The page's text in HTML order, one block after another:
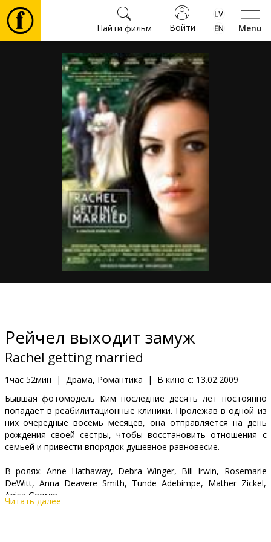
Menu
Войти
Найти фильм
Фильмы
Билеты
Культура
Мероприятия
Новости
Подарки
Кинозакуски
Клуб
Рейчел выходит замуж
Rachel getting married
1час 52мин | Драма, Романтика | В кино с: 13.02.2009
Бывшая фотомодель Ким последние десять лет постоянно
попадает в реабилитационные клиники. Пролежав в одной из
них очередные восемь месяцев, она отправляется на день
рождения своей сестры, чтобы восстановить отношения с
семьей и привести впорядок душевное равновесие.
В ролях: Anne Hathaway, Debra Winger, Bill Irwin, Rosemarie
DeWitt, Anna Deavere Smith, Tunde Adebimpe, Mather Zickel,
Anisa George
Читать далее